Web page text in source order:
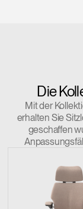
Die
Mit der
erhalten Sie
geschaffen